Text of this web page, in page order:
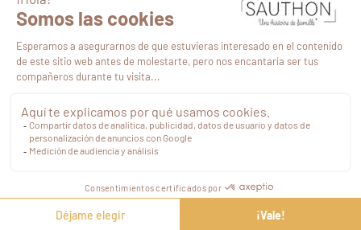
incluidos
compra
Servicios
Síguenos en